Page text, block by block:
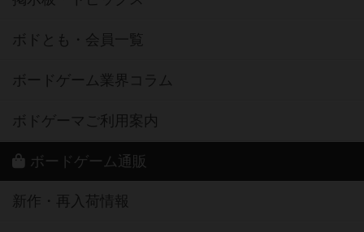
ボドとも・会員一覧
ボードゲーム業界コラム
ボドゲーマご利用案内
ボードゲーム通販
新作・再入荷情報